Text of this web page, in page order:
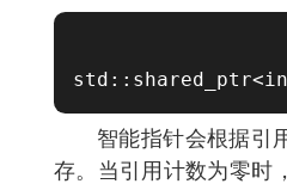
智能指针会根据引
存。当引用计数为零时